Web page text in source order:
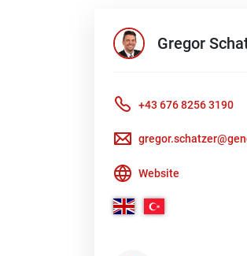
Gregor
+43 676 8256 3190
Website